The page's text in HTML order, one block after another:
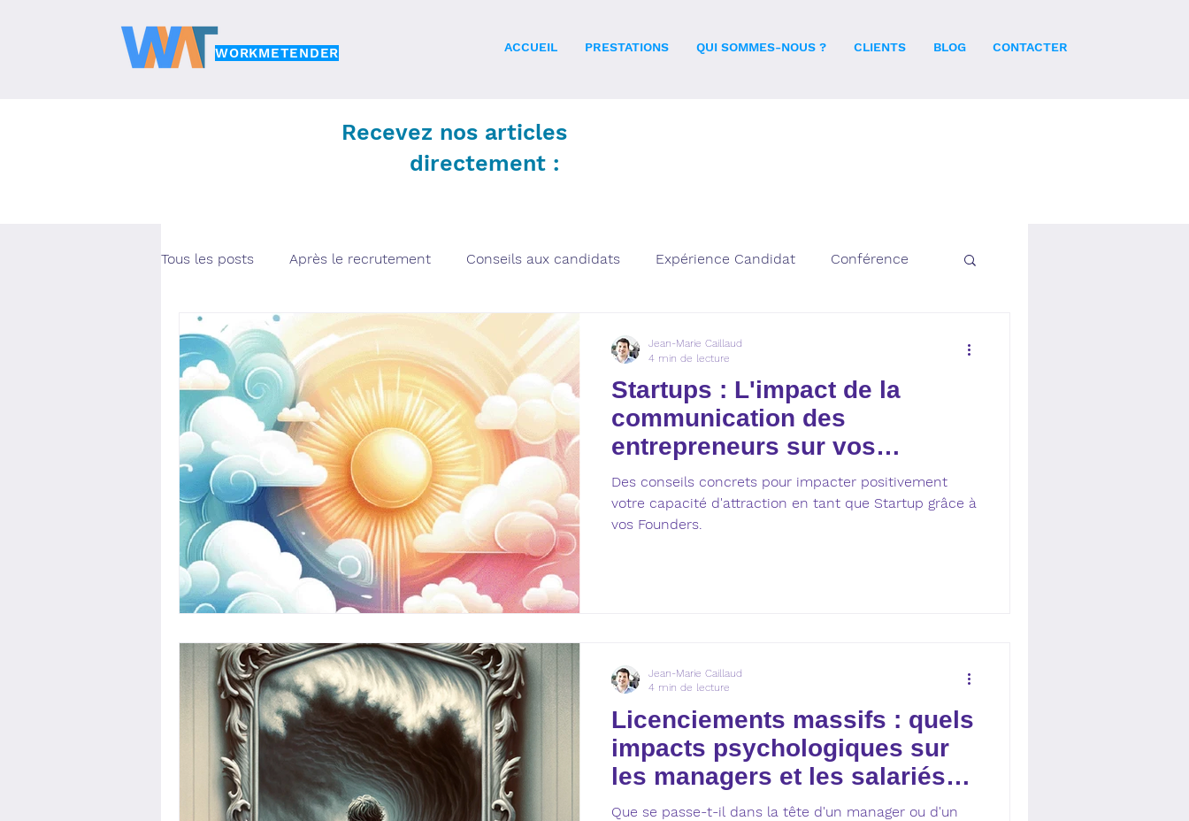
WORKMETENDER ACCUEIL PRESTATIONS QUI SOMMES-NOUS ? CLIENTS BLOG CONTACTER
Recevez nos articles
directement :
Tous les posts Après le recrutement Conseils aux candidats Expérience Candidat Conférence
Brèves Management Marque Employeur General
Questions de recruteur Techniques d'évaluation
Startups : L'impact de la
communication des
entrepreneurs sur vos
candidats
Des conseils concrets pour impacter positivement
votre capacité d'attraction en tant que Startup grâce à
vos Founders.
Jean-Marie Caillaud
4 min de lecture
Licenciements massifs : quels
impacts psychologiques sur
les managers et les salariés
qui restent?
Que se passe-t-il dans la tête d'un manager ou d'un
Jean-Marie Caillaud
4 min de lecture